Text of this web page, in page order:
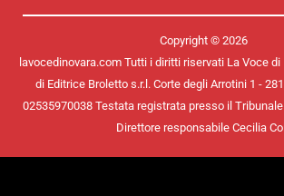
Copyright © 2026
lavocedinovara.com Tutti i diritti riservati La Voce
di Editrice Broletto s.r.l. Corte degli Arrotini 1 -
02535970038 Testata registrata presso il
Direttore responsabile Cecilia